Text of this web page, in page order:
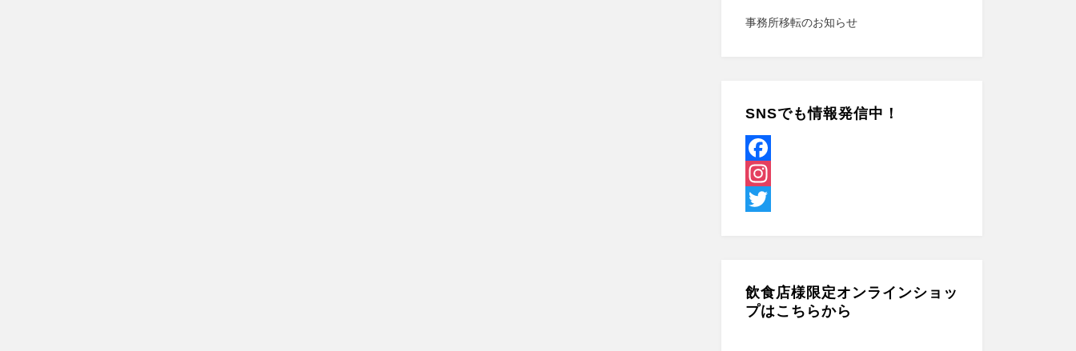
事務所移転のお知らせ
SNSでも情報発信中！
F
a
o
a
t
飲食店様限定オンラインショッ
プはこちらから